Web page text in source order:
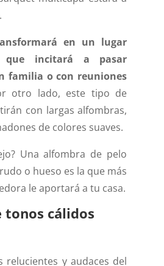
en un lugar
que incitará a pasar
familia o con reuniones
otro lado, este tipo de
con largas alfombras,
de colores suaves.
Una alfombra de pelo
o hueso es la que más
le aportará a tu casa.
tonos cálidos
relucientes y audaces del